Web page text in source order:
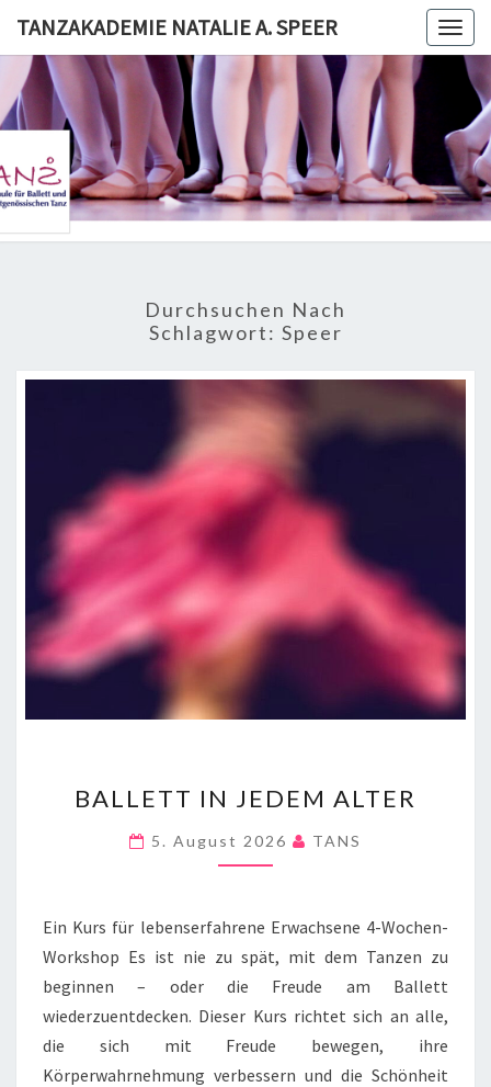
content
TANZAKADEMIE NATALIE A. SPEER
Durchsuchen Nach
Schlagwort: Speer
IN
JEDEM
ALTER
BALLETT IN JEDEM ALTER
5. August 2026 TANS
Ein Kurs für lebenserfahrene Erwachsene 4-Wochen-
Workshop Es ist nie zu spät, mit dem Tanzen zu
beginnen – oder die Freude am Ballett
wiederzuentdecken. Dieser Kurs richtet sich an alle,
die sich mit Freude bewegen, ihre
Körperwahrnehmung verbessern und die Schönheit